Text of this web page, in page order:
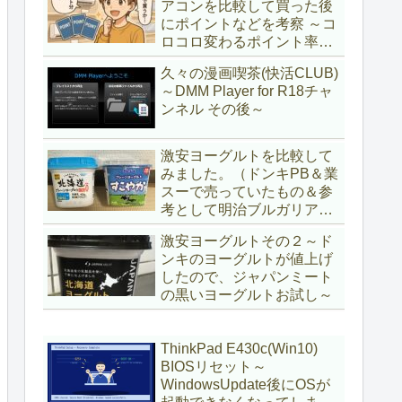
アコンを比較して買った後
にポイントなどを考察 ～コ
ロコロ変わるポイント率に
注意＆株主優待券はポイン
ト率が低い時に使うべし～
久々の漫画喫茶(快活CLUB)
～DMM Player for R18チャ
ンネル その後～
激安ヨーグルトを比較して
みました。（ドンキPB＆業
スーで売っていたもの＆参
考として明治ブルガリアヨ
ーグルト)
激安ヨーグルトその２～ド
ンキのヨーグルトが値上げ
したので、ジャパンミート
の黒いヨーグルトお試し～
ThinkPad E430c(Win10)
BIOSリセット～
WindowsUpdate後にOSが